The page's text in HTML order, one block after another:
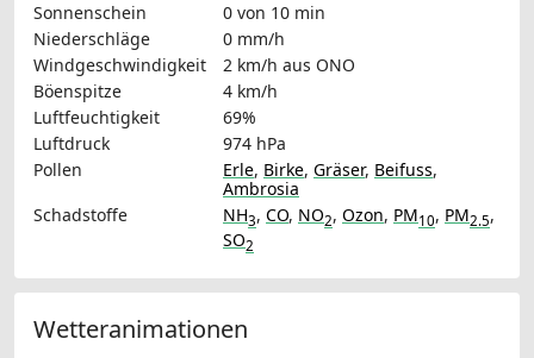
Sonnenschein
0 von 10 min
Niederschläge
0 mm/h
Windgeschwindigkeit
2 km/h aus ONO
Böenspitze
4 km/h
Luftfeuchtigkeit
69%
Luftdruck
974 hPa
Pollen
Erle, Birke, Gräser, Beifuss,
Ambrosia
Schadstoffe
NH3, CO, NO2, Ozon, PM10, PM2.5,
SO2
Wetteranimationen